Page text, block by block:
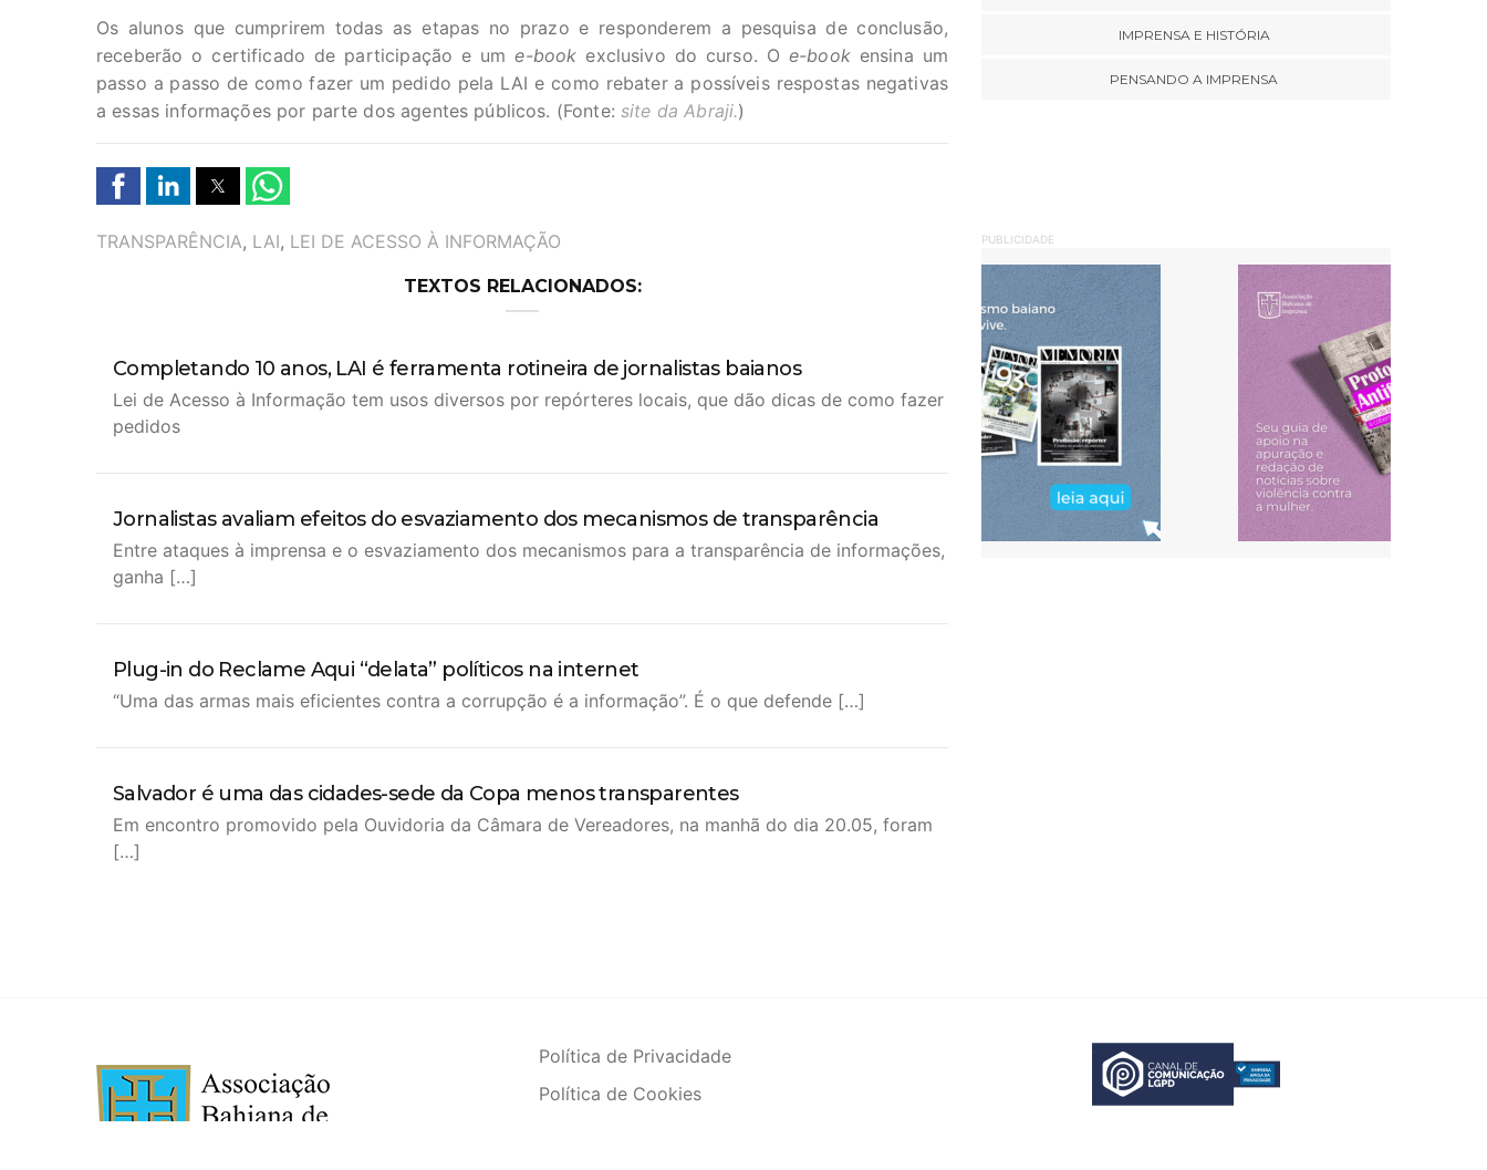
Os alunos que cumprirem todas as etapas no prazo e responderem a pesquisa de conclusão,
receberão o certificado de participação e ume-book exclusivo do curso. O e-bookensina um
passo a passo de como fazer um pedido pela LAI e como rebater a possíveis respostas negativas
a essas informações por parte dos agentes públicos. (Fonte: site da Abraji.)
TAGS
TRANSPARÊNCIA, LAI, LEI DE ACESSO À INFORMAÇÃO
TEXTOS RELACIONADOS:
Completando 10 anos, LAI é ferramenta rotineira de jornalistas baianos
Lei de Acesso à Informação tem usos diversos por repórteres locais, que dão dicas de como fazer
pedidos
Jornalistas avaliam efeitos do esvaziamento dos mecanismos de transparência
Entre ataques à imprensa e o esvaziamento dos mecanismos para a transparência de informações,
ganha […]
Plug-in do Reclame Aqui “delata” políticos na internet
“Uma das armas mais eficientes contra a corrupção é a informação”. É o que defende […]
Salvador é uma das cidades-sede da Copa menos transparentes
Em encontro promovido pela Ouvidoria da Câmara de Vereadores, na manhã do dia 20.05, foram
[…]
IMPRENSA E HISTÓRIA
PENSANDO A IMPRENSA
PUBLICIDADE
Política de Privacidade
Política de Cookies